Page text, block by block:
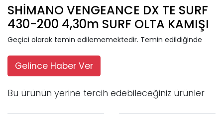
SHİMANO VENGEANCE DX TE SURF
430-200 4,30m SURF OLTA KAMIŞI
Geçici olarak temin edilememektedir. Temin edildiğinde
Gelince Haber Ver
Bu ürünün yerine tercih edebileceğiniz ürünler